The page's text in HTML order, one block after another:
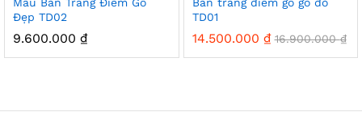
Đẹp TD02
9.600.000 ₫
TD01
14.500.000 ₫ 16.900.000₫